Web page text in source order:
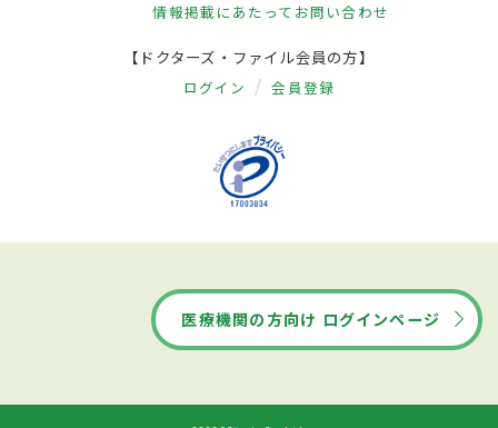
情報掲載にあたって お問い合わせ
【ドクターズ・ファイル会員の方】
ログイン 会員登録
医療機関の方向け ログインページ